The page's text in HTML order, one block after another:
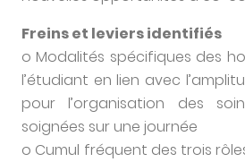
Freins et leviers identifiés
o Modalités spécifiques des
l’étudiant en lien avec
pour l’organisation des
soignées sur une journée
o Cumul fréquent des trois